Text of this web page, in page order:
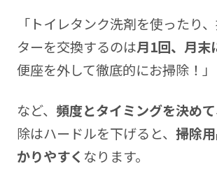
「トイレタンク洗剤を使ったり
ターを交換するのは月1回、月末
便座を外して徹底的にお掃除！」
など、 頻度とタイミングを決めて
除はハードルを下げると、 掃除
かりやすく なります。